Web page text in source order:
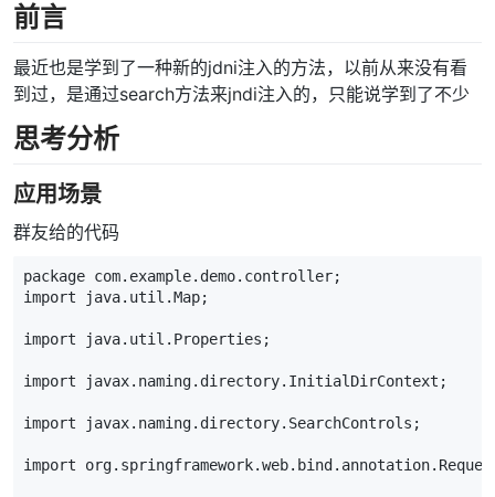
前言
最近也是学到了一种新的jdni注入的方法，以前从来没有看
到过，是通过search方法来jndi注入的，只能说学到了不少
思考分析
应用场景
群友给的代码
package com.example.demo.controller;
import java.util.Map;
import java.util.Properties;
import javax.naming.directory.InitialDirContext;
import javax.naming.directory.SearchControls;
import